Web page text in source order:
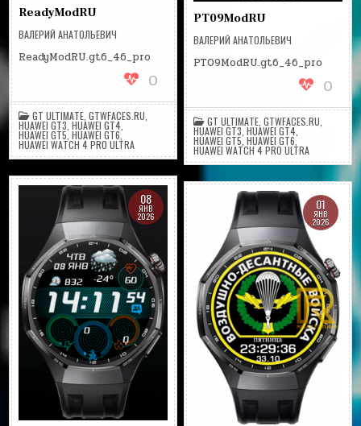
ReadyModRU
ВАЛЕРИЙ АНАТОЛЬЕВИЧ
ReadyModRU.gt6_46_pro
0
GT ULTIMATE ,GTWFACES.RU
HUAWEI GT3 ,HUAWEI GT4
HUAWEI GT5,HUAWEI GT6,
HUAWEI WATCH 4 PRO ULTRA
PT09ModRU
ВАЛЕРИЙ АНАТОЛЬЕВИЧ
PT09ModRU.gt6_46_pro
0
GT ULTIMATE ,GTWFACES.RU
HUAWEI GT3 ,HUAWEI GT4
HUAWEI GT5,HUAWEI GT6,
HUAWEI WATCH 4 PRO ULTRA
08
ЯНВ
2026
01
ЯНВ
2026